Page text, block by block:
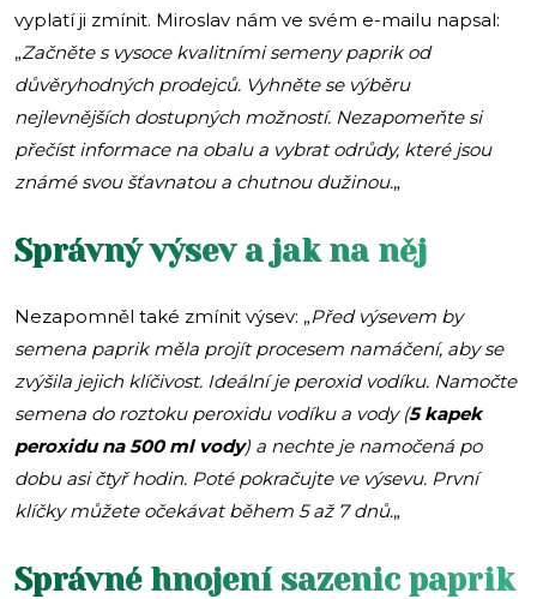
vyplatí ji zmínit. Miroslav nám ve svém e-mailu napsal:
„Začněte s vysoce kvalitními semeny paprik od
důvěryhodných prodejců. Vyhněte se výběru
nejlevnějších dostupných možností. Nezapomeňte si
přečíst informace na obalu a vybrat odrůdy, které jsou
známé svou šťavnatou a chutnou dužinou.„
Správný výsev a jak na něj
Nezapomněl také zmínit výsev: „Před výsevem by
semena paprik měla projít procesem namáčení, aby se
zvýšila jejich klíčivost. Ideální je peroxid vodíku. Namočte
semena do roztoku peroxidu vodíku a vody (5 kapek
peroxidu na 500 ml vody) a nechte je namočená po
dobu asi čtyř hodin. Poté pokračujte ve výsevu. První
klíčky můžete očekávat během 5 až 7 dnů.„
Správné hnojení sazenic paprik